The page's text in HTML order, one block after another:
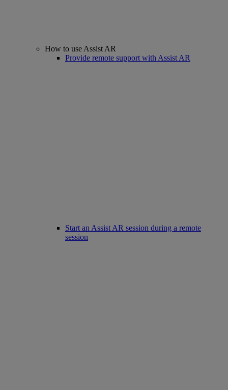
How to use Assist AR
Provide remote support with Assist AR
Start an Assist AR session during a remote
session